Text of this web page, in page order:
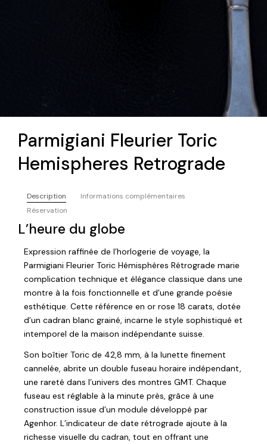
Parmigiani Fleurier Toric
Hemispheres Retrograde
Description
Informations complémentaires
Réservation
L’heure du globe
Expression raffinée de l’horlogerie de voyage, la
Parmigiani Fleurier Toric Hémisphères Rétrograde marie
complication technique et élégance classique dans une
montre à la fois fonctionnelle et d’une grande poésie
esthétique. Cette référence en or rose 18 carats, dotée
d’un cadran blanc grainé, incarne le style sophistiqué et
intemporel de la maison indépendante suisse.
Son boîtier Toric de 42,8 mm, à la lunette finement
cannelée, abrite un double fuseau horaire indépendant,
une rareté dans l’univers des montres GMT. Chaque
fuseau est réglable à la minute près, grâce à une
construction issue d’un module développé par
Agenhor. L’indicateur de date rétrograde ajoute à la
richesse visuelle du cadran, tout en offrant une